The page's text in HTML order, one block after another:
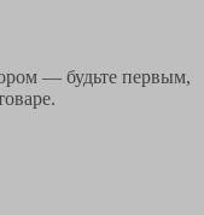
— будьте первым,